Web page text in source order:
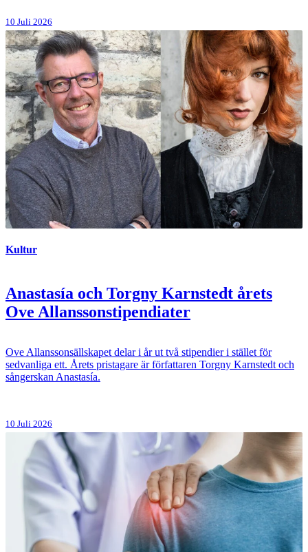
10 Juli 2026
Kultur
Anastasía och Torgny Karnstedt årets
Ove Allanssonstipendiater
Ove Allanssonsällskapet delar i år ut två stipendier i stället för
sedvanliga ett. Årets pristagare är författaren Torgny Karnstedt och
sångerskan Anastasía.
10 Juli 2026